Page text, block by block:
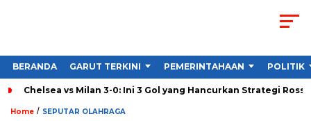
BERANDA GARUT TERKINI PEMERINTAHAAN POLITIK
Chelsea vs Milan 3-0: Ini 3 Gol yang Hancurkan Strategi
Home / SEPUTAR OLAHRAGA